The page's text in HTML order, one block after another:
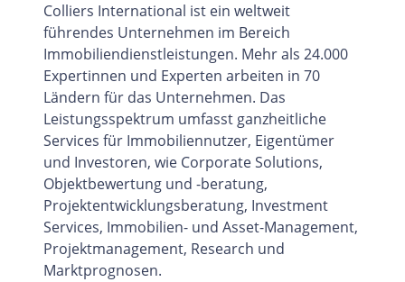
Colliers International ist ein weltweit
führendes Unternehmen im Bereich
Immobiliendienstleistungen. Mehr als 24.000
Expertinnen und Experten arbeiten in 70
Ländern für das Unternehmen. Das
Leistungsspektrum umfasst ganzheitliche
Services für Immobiliennutzer, Eigentümer
und Investoren, wie Corporate Solutions,
Objektbewertung und -beratung,
Projektentwicklungsberatung, Investment
Services, Immobilien- und Asset-Management,
Projektmanagement, Research und
Marktprognosen.